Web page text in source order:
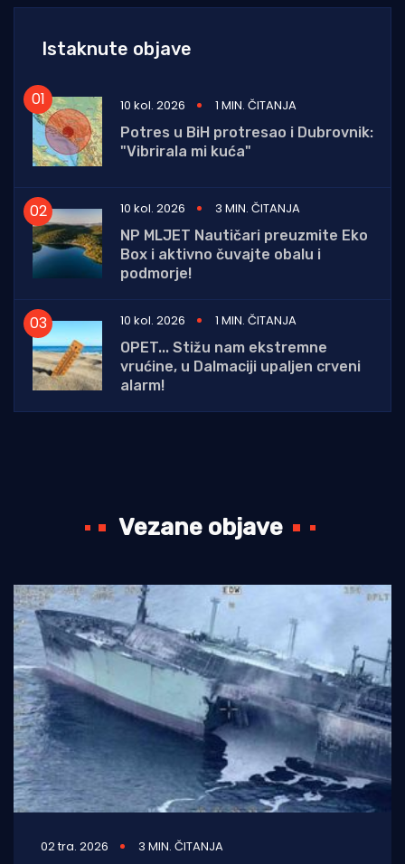
Istaknute objave
10 kol. 2026
1 MIN. ČITANJA
Potres u BiH protresao i Dubrovnik:
"Vibrirala mi kuća"
10 kol. 2026
3 MIN. ČITANJA
NP MLJET Nautičari preuzmite Eko
Box i aktivno čuvajte obalu i
podmorje!
10 kol. 2026
1 MIN. ČITANJA
OPET... Stižu nam ekstremne
vrućine, u Dalmaciji upaljen crveni
alarm!
Vezane objave
02 tra. 2026 3 MIN. ČITANJA